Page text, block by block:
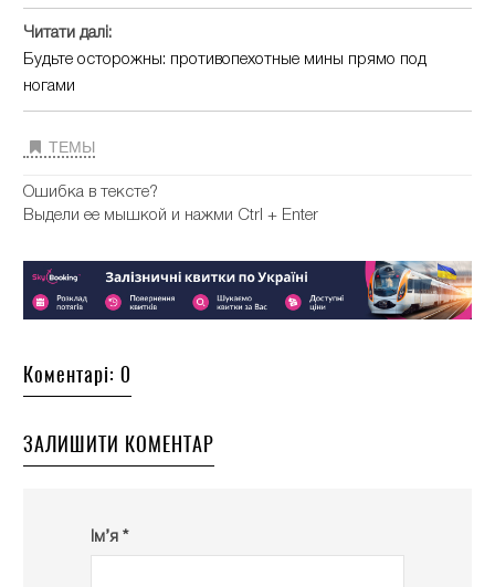
Читати далі:
Будьте осторожны: противопехотные мины прямо под
ногами
ТЕМЫ
Ошибка в тексте?
Выдели ее мышкой и нажми Ctrl + Enter
Коментарі: 0
ЗАЛИШИТИ КОМЕНТАР
Ім’я *